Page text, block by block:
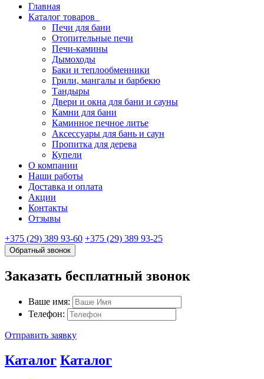
Главная
Каталог товаров
Печи для бани
Отопительные печи
Печи-камины
Дымоходы
Баки и теплообменники
Грили, мангалы и барбекю
Тандыры
Двери и окна для бани и сауны
Камни для бани
Каминное печное литье
Аксессуары для бань и саун
Пропитка для дерева
Купели
О компании
Наши работы
Доставка и оплата
Акции
Контакты
Отзывы
+375 (29) 389 93-60 +375 (29) 389 93-25
Обратный звонок
Заказать бесплатный звонок
Ваше имя:
Телефон:
Отправить заявку
Каталог Каталог